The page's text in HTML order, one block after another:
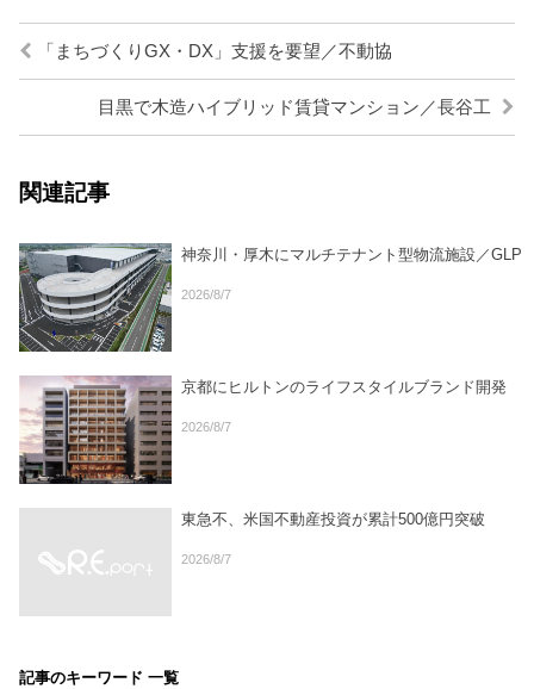
「まちづくりGX・DX」支援を要望／不動協
目黒で木造ハイブリッド賃貸マンション／長谷工
関連記事
神奈川・厚木にマルチテナント型物流施設／GLP
2026/8/7
京都にヒルトンのライフスタイルブランド開発
2026/8/7
東急不、米国不動産投資が累計500億円突破
2026/8/7
記事のキーワード 一覧